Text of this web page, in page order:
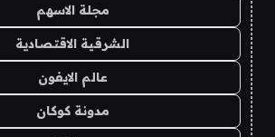
مجلة الاسهم
الشرقية الاقتصادية
عالم الايفون
مدونة كوكان